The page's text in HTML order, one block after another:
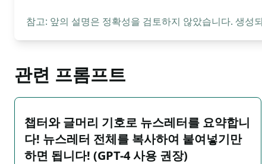
참고: 앞의 설명은 정확성을 검토하지 않았습니다. 생
관련 프롬프트
챕터와 글머리 기호로 뉴스레터를 요약합니
다! 뉴스레터 전체를 복사하여 붙여넣기만
하면 됩니다! (GPT-4 사용 권장)